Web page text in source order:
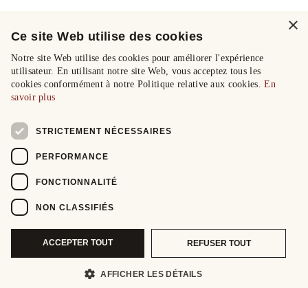
×
Ce site Web utilise des cookies
Notre site Web utilise des cookies pour améliorer l'expérience
utilisateur. En utilisant notre site Web, vous acceptez tous les
cookies conformément à notre Politique relative aux cookies.En
savoir plus
STRICTEMENT NÉCESSAIRES
PERFORMANCE
FONCTIONNALITÉ
NON CLASSIFIÉS
ACCEPTER TOUT REFUSER TOUT
AFFICHER LES DÉTAILS